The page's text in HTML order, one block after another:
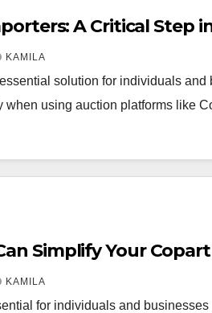
A Critical Step
KAMILA
solution for individuals
when using auction platforms like
Simplify Your
KAMILA
for individuals and